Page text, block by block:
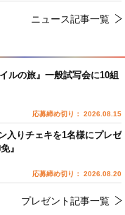
ニュース記事一覧
ルの旅』一般試写会に10組
応募締め切り： 2026.08.15
入りチェキを1名様にプレゼ
』
応募締め切り： 2026.08.20
プレゼント記事一覧